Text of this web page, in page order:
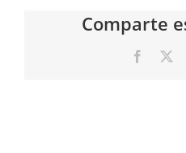
Comparte